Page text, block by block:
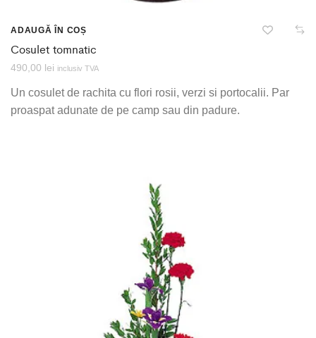
ADAUGĂ ÎN COȘ
Cosulet tomnatic
490,00 lei inclusiv TVA
Un cosulet de rachita cu flori rosii, verzi si portocalii. Par
proaspat adunate de pe camp sau din padure.